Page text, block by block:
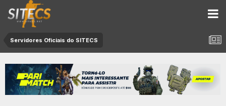
Servidores Oficiais do SITECS